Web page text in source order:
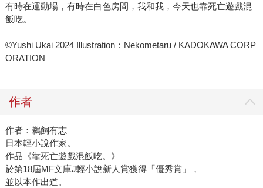
有時在運動場，有時在白色房間，我和我，今天也靠死亡遊戲混
飯吃。
©Yushi Ukai 2024 Illustration：Nekometaru / KADOKAWA CORP
ORATION
作者
作者：鵜飼有志
日本輕小說作家。
作品《靠死亡遊戲混飯吃。》
於第18屆MF文庫J輕小說新人賞獲得「優秀賞」，
並以本作出道。